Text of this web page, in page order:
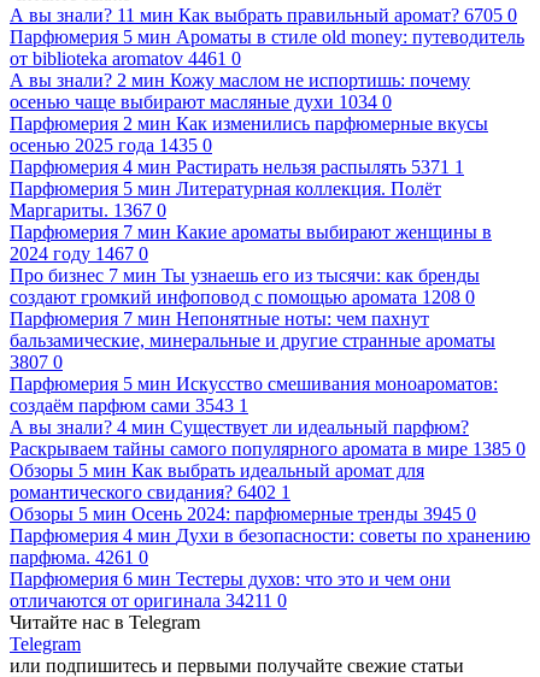
А вы знали? 11 мин Как выбрать правильный аромат? 6705 0
Парфюмерия 5 мин Ароматы в стиле old money: путеводитель
от biblioteka aromatov 4461 0
А вы знали? 2 мин Кожу маслом не испортишь: почему
осенью чаще выбирают масляные духи 1034 0
Парфюмерия 2 мин Как изменились парфюмерные вкусы
осенью 2025 года 1435 0
Парфюмерия 4 мин Растирать нельзя распылять 5371 1
Парфюмерия 5 мин Литературная коллекция. Полёт
Маргариты. 1367 0
Парфюмерия 7 мин Какие ароматы выбирают женщины в
2024 году 1467 0
Про бизнес 7 мин Ты узнаешь его из тысячи: как бренды
создают громкий инфоповод с помощью аромата 1208 0
Парфюмерия 7 мин Непонятные ноты: чем пахнут
бальзамические, минеральные и другие странные ароматы
3807 0
Парфюмерия 5 мин Искусство смешивания моноароматов:
cоздаём парфюм сами 3543 1
А вы знали? 4 мин Существует ли идеальный парфюм?
Раскрываем тайны самого популярного аромата в мире 1385 0
Обзоры 5 мин Как выбрать идеальный аромат для
романтического свидания? 6402 1
Обзоры 5 мин Осень 2024: парфюмерные тренды 3945 0
Парфюмерия 4 мин Духи в безопасности: советы по хранению
парфюма. 4261 0
Парфюмерия 6 мин Тестеры духов: что это и чем они
отличаются от оригинала 34211 0
Читайте нас в Telegram
Telegram
или подпишитесь и первыми получайте свежие статьи